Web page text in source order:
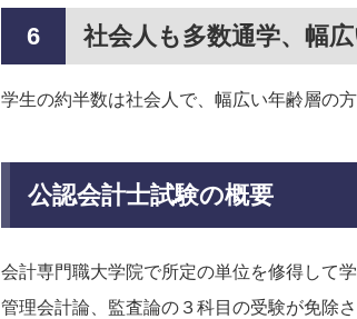
社会人も多数通学、幅
学生の約半数は社会人で、幅広い年齢層の
公認会計士試験の概要
会計専門職大学院で所定の単位を修得して
管理会計論、監査論の３科目の受験が免除さ